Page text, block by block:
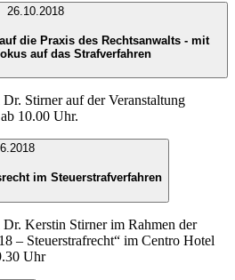
26.10.2018
die Praxis des Rechtsanwalts - mit
auf das Strafverfahren
Stirner auf der Veranstaltung
10.00 Uhr.
im Steuerstrafverfahren
Kerstin Stirner im Rahmen der
– Steuerstrafrecht“ im Centro Hotel
Uhr